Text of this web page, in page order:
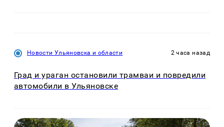
Новости Ульяновска и области 2 часа назад
Град и ураган остановили трамваи и повредили
автомобили в Ульяновске